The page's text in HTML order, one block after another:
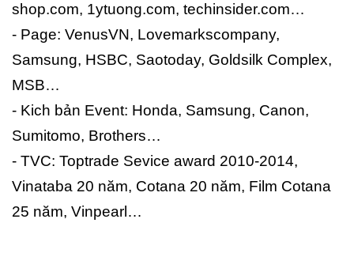
shop.com, 1ytuong.com, techinsider.com…
- Page: VenusVN, Lovemarkscompany,
Samsung, HSBC, Saotoday, Goldsilk Complex,
MSB…
- Kich bản Event: Honda, Samsung, Canon,
Sumitomo, Brothers…
- TVC: Toptrade Sevice award 2010-2014,
Vinataba 20 năm, Cotana 20 năm, Film Cotana
25 năm, Vinpearl…